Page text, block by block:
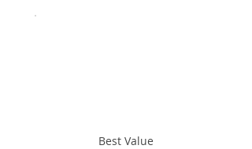
Best Value